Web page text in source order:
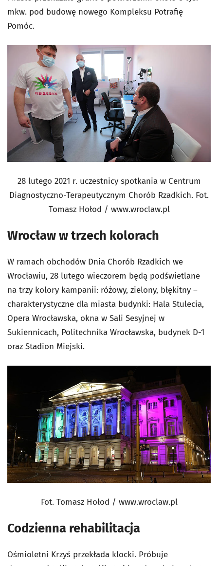
mkw. pod budowę nowego Kompleksu Potrafię
Pomóc.
28 lutego 2021 r. uczestnicy spotkania w Centrum
Diagnostyczno-Terapeutycznym Chorób Rzadkich. Fot.
Tomasz Hołod / www.wroclaw.pl
Wrocław w trzech kolorach
W ramach obchodów Dnia Chorób Rzadkich we
Wrocławiu, 28 lutego wieczorem będą podświetlane
na trzy kolory kampanii: różowy, zielony, błękitny –
charakterystyczne dla miasta budynki: Hala Stulecia,
Opera Wrocławska, okna w Sali Sesyjnej w
Sukiennicach, Politechnika Wrocławska, budynek D-1
oraz Stadion Miejski.
Fot. Tomasz Hołod / www.wroclaw.pl
Codzienna rehabilitacja
Ośmioletni Krzyś przekłada klocki. Próbuje